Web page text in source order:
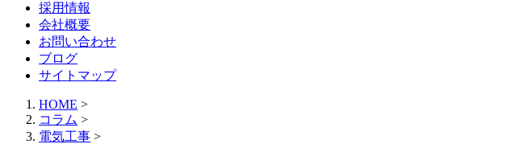
採用情報
会社概要
お問い合わせ
ブログ
サイトマップ
HOME >
コラム >
電気工事 >